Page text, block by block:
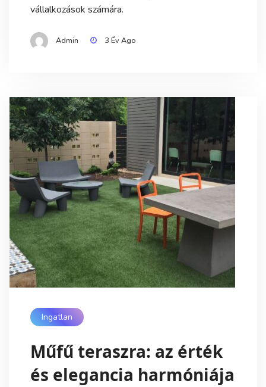
vállalkozások számára.
Admin 3 Év Ago
Ingatlan
Műfű teraszra: az érték
és elegancia harmóniája